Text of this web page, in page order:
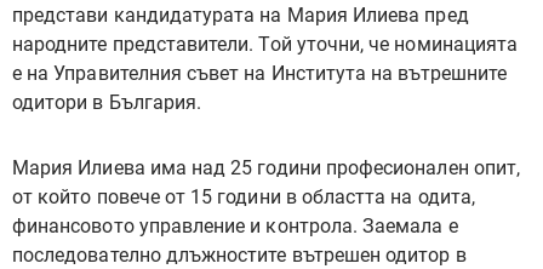
представи кандидатурата на Мария Илиева пред
народните представители. Той уточни, че номинацията
е на Управителния съвет на Института на вътрешните
одитори в България.
Мария Илиева има над 25 години професионален опит,
от който повече от 15 години в областта на одита,
финансовото управление и контрола. Заемала е
последователно длъжностите вътрешен одитор в